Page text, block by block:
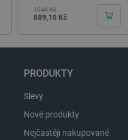
Základní cena
1046 Kč
Cena
889,10 Kč
PRODUKTY
Slevy
Nové produkty
Nejčastěji nakupované
sid
_smvc
MR
Název